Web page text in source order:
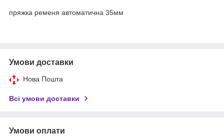
пряжка ременя автоматична 35мм
Умови доставки
Нова Пошта
Всі умови доставки
Умови оплати